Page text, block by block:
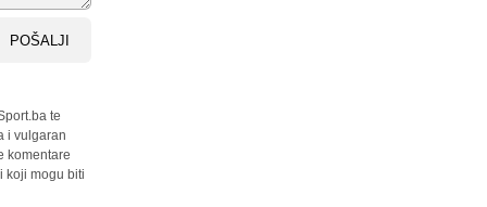
POŠALJI
te
i vulgaran
komentare
koji mogu biti